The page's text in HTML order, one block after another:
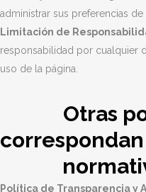
administrar sus preferencias de
Limitación de
responsabilidad por cualquier
uso de la página.
Otras
Política de Transparencia y